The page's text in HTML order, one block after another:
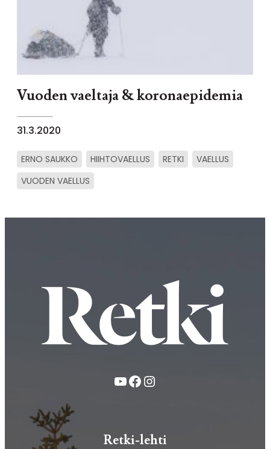
Vuoden vaeltaja & koronaepidemia
31.3.2020
ERNO SAUKKO HIIHTOVAELLUS RETKI
VAELLUS
VUODEN VAELLUS
YouTube
FacebookInstagram
Retki-lehti